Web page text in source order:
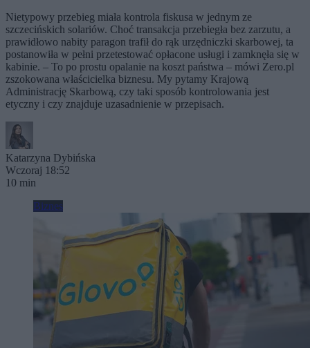
Nietypowy przebieg miała kontrola fiskusa w jednym ze
szczecińskich solariów. Choć transakcja przebiegła bez zarzutu, a
prawidłowo nabity paragon trafił do rąk urzędniczki skarbowej, ta
postanowiła w pełni przetestować opłacone usługi i zamknęła się w
kabinie. – To po prostu opalanie na koszt państwa – mówi Zero.pl
zszokowana właścicielka biznesu. My pytamy Krajową
Administrację Skarbową, czy taki sposób kontrolowania jest
etyczny i czy znajduje uzasadnienie w przepisach.
Katarzyna Dybińska
Wczoraj 18:52
10 min
Biznes